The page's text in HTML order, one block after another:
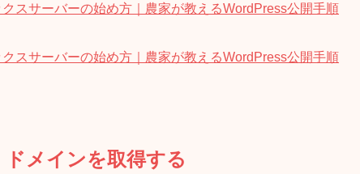
クスサーバーの始め方｜農家が教えるWordPress公開手順
クスサーバーの始め方｜農家が教えるWordPress公開手順
メインを取得する